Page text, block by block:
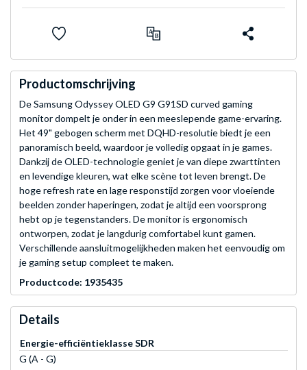
Productomschrijving
De Samsung Odyssey OLED G9 G91SD curved gaming
monitor dompelt je onder in een meeslepende game-ervaring.
Het 49" gebogen scherm met DQHD-resolutie biedt je een
panoramisch beeld, waardoor je volledig opgaat in je games.
Dankzij de OLED-technologie geniet je van diepe zwarttinten
en levendige kleuren, wat elke scène tot leven brengt. De
hoge refresh rate en lage responstijd zorgen voor vloeiende
beelden zonder haperingen, zodat je altijd een voorsprong
hebt op je tegenstanders. De monitor is ergonomisch
ontworpen, zodat je langdurig comfortabel kunt gamen.
Verschillende aansluitmogelijkheden maken het eenvoudig om
je gaming setup compleet te maken.
Productcode: 1935435
Details
Energie-efficiëntieklasse SDR
G (A - G)